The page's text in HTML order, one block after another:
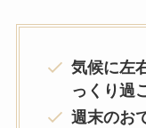
気候に左
っくり過
週末のお